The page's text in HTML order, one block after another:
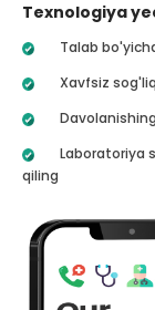
Texnologiya
Talab
Xavfsiz
Laboratoriya
qiling